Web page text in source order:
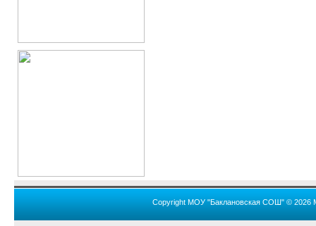
Copyright МОУ "Баклановская СОШ" © 2026